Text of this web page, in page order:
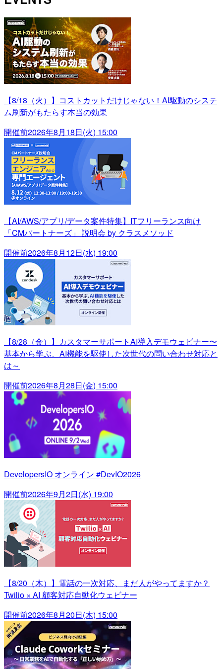
【8/18（火）】コストカットだけじゃない！AI駆動のシステ
ム刷新がもたらす本当の効果
開催前2026年8月18日(火) 15:00
【AI/AWS/アプリ/データ案件特集】ITフリーランス向け
「CMパートナーズ」 説明会 by クラスメソッド
開催前2026年8月12日(水) 19:00
【8/28（金）】カスタマーサポートAI導入デモウェビナー〜
基本から学ぶ、AI機能を駆使した次世代の問い合わせ対応と
は～
開催前2026年8月28日(金) 15:00
DevelopersIO オンライン #DevIO2026
開催前2026年9月2日(水) 19:00
【8/20（木）】電話の一次対応、まだ人がやってますか？
Twilio × AI 顧客対応自動化ウェビナー
開催前2026年8月20日(木) 15:00